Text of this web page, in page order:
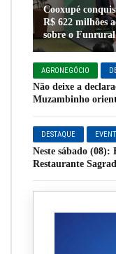
Cooxupé
R$ 622 milhões
sobre o Funrural
AGRONEGÓCIO
Não deixe a
Muzambinho
DESTAQUE
Neste sábado (08):
Restaurante